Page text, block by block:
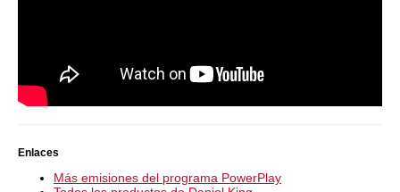
Enlaces
Más emisiones del programa PowerPlay